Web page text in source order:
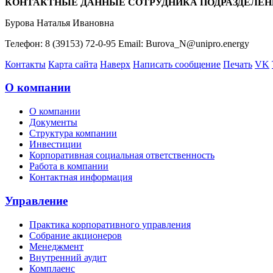
Бурова Наталья Ивановна
Телефон: 8 (39153) 72-0-95 Email: Burova_N@unipro.energy
Контакты Карта сайта Наверх Написать сообщение Печать VK
О компании
О компании
Документы
Структура компании
Инвестиции
Корпоративная социальная ответственность
Работа в компании
Контактная информация
Управление
Практика корпоративного управления
Собрание акционеров
Менеджмент
Внутренний аудит
Комплаенс